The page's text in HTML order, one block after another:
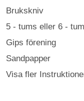
Brukskniv
5 - tums eller 6 -
Gips förening
Sandpapper
Visa fler